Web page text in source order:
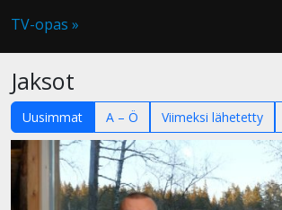
TV-opas »
Jaksot
Uusimmat A – Ö Viimeksi lähetetty